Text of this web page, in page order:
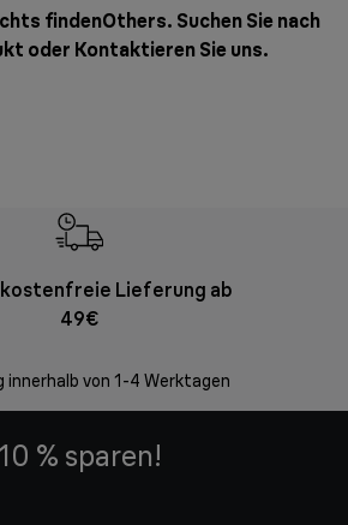
findenOthers. Suchen Sie nach
oder Kontaktieren Sie uns.
Lieferung ab
49€
innerhalb von 1-4 Werktagen
10 % sparen!